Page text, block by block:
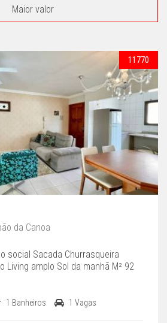
Maior valor
11770
da Canoa
social Sacada Churrasqueira
Living amplo Sol da manhã M² 92
1 Banheiros 1 Vagas